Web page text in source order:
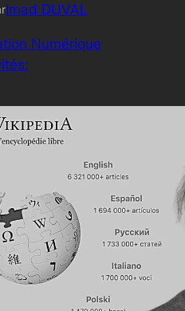
Imad DUVAL
Numérique